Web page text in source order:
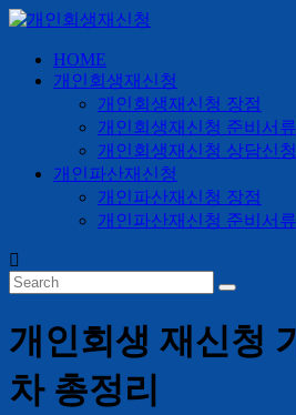
Skip
content
24
간
365
일
HOME
개인회생재신청
개인회생재신청 장점
개인회생재신청 준비서류
개인회생재신청 상담신청
개인파산재신청
개인파산재신청 장점
개인파산재신청 준비서류
개인회생 재신청
차 총정리